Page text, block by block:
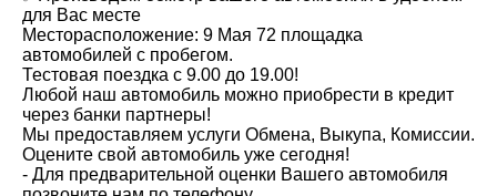
для Вас месте
Месторасположение: 9 Мая 72 площадка
автомобилей с пробегом.
Тестовая поездка с 9.00 до 19.00!
Любой наш автомобиль можно приобрести в кредит
через банки партнеры!
Мы предоставляем услуги Обмена, Выкупа, Комиссии.
Оцените свой автомобиль уже сегодня!
- Для предварительной оценки Вашего автомобиля